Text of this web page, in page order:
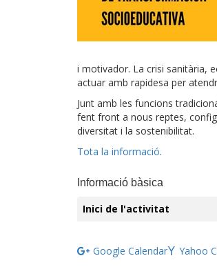
i motivador. La crisi sanitària,
actuar amb rapidesa per
Junt amb les funcions
fent front a nous reptes,
diversitat i la sostenibilitat.
Tota la informació.
Informació bàsica
Inici de l'activitat
Google Calendar Yahoo